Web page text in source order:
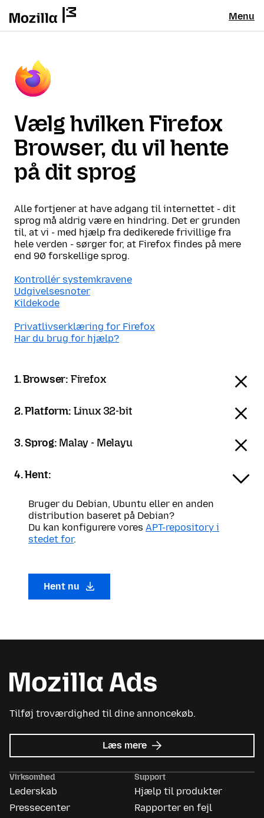
Menu
Vælg hvilken Firefox
Browser, du vil hente
på dit sprog
Alle fortjener at have adgang til internettet - dit
sprog må aldrig være en hindring. Det er grunden
til, at vi - med hjælp fra dedikerede frivillige fra
hele verden - sørger for, at Firefox findes på mere
end 90 forskellige sprog.
Kontrollér systemkravene
Udgivelsesnoter
Kildekode
Privatlivserklæring for Firefox
Har du brug for hjælp?
1. Browser: Firefox
2. Platform: Linux 32-bit
3. Sprog: Malay - Melayu
4. Hent:
Bruger du Debian, Ubuntu eller en anden
distribution baseret på Debian?
Du kan konfigurere vores APT-repository i
stedet for.
Hent nu
Tilføj troværdighed til dine annoncekøb.
Læs mere om
Mozilla
Virksomhed
Lederskab
Pressecenter
Support
Hjælp til produkter
Rapporter en fejl